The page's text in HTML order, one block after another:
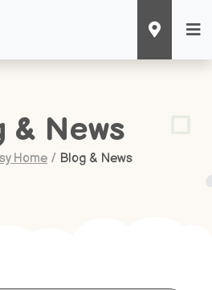
& News
Home / Blog & News